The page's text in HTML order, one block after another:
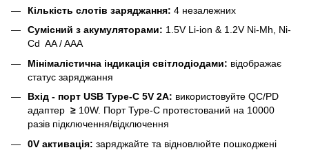
Кількість слотів заряджання: 4 незалежних
Сумісний з акумуляторами: 1.5V Li-ion & 1.2V Ni-Mh, Ni-
Cd AA / AAA
Мінімалістична індикація світлодіодами: відображає
статус заряджання
Вхід - порт USB Type-C 5V 2A: використовуйте QC/PD
адаптер ≥ 10W. Порт Type-C протестований на 10000
разів підключення/відключення
0V активація: заряджайте та відновлюйте пошкоджені